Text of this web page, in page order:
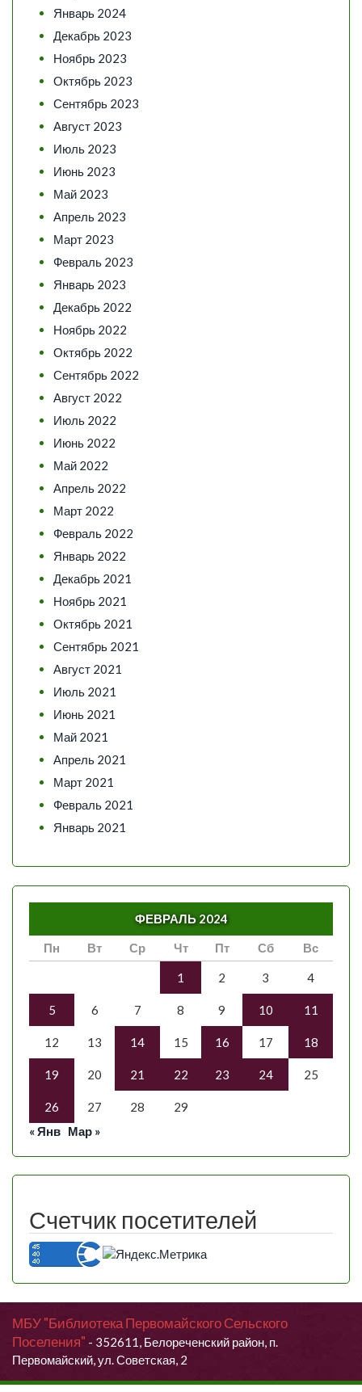
Январь 2024
Декабрь 2023
Ноябрь 2023
Октябрь 2023
Сентябрь 2023
Август 2023
Июль 2023
Июнь 2023
Май 2023
Апрель 2023
Март 2023
Февраль 2023
Январь 2023
Декабрь 2022
Ноябрь 2022
Октябрь 2022
Сентябрь 2022
Август 2022
Июль 2022
Июнь 2022
Май 2022
Апрель 2022
Март 2022
Февраль 2022
Январь 2022
Декабрь 2021
Ноябрь 2021
Октябрь 2021
Сентябрь 2021
Август 2021
Июль 2021
Июнь 2021
Май 2021
Апрель 2021
Март 2021
Февраль 2021
Январь 2021
ФЕВРАЛЬ 2024
Пн
Вт Ср Чт Пт Сб Вс
1 2 3 4
5 6 7 8 9 10 11
12 13 14 15 16 17 18
19 20 21 22 23 24 25
26 27 28
29
« Янв Мар »
Счетчик посетителей
МБУ "Библиотека Первомайского Сельского
Поселения" - 352611, Белореченский район, п.
Первомайский, ул. Советская, 2